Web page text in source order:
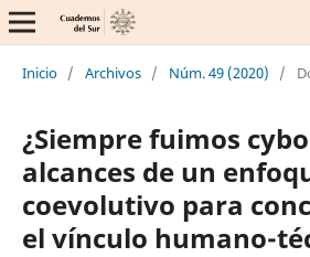
Inicio / Archivos / Núm. 49 (2020) /
¿Siempre fuimos
alcances de un
coevolutivo para
el vínculo humano-